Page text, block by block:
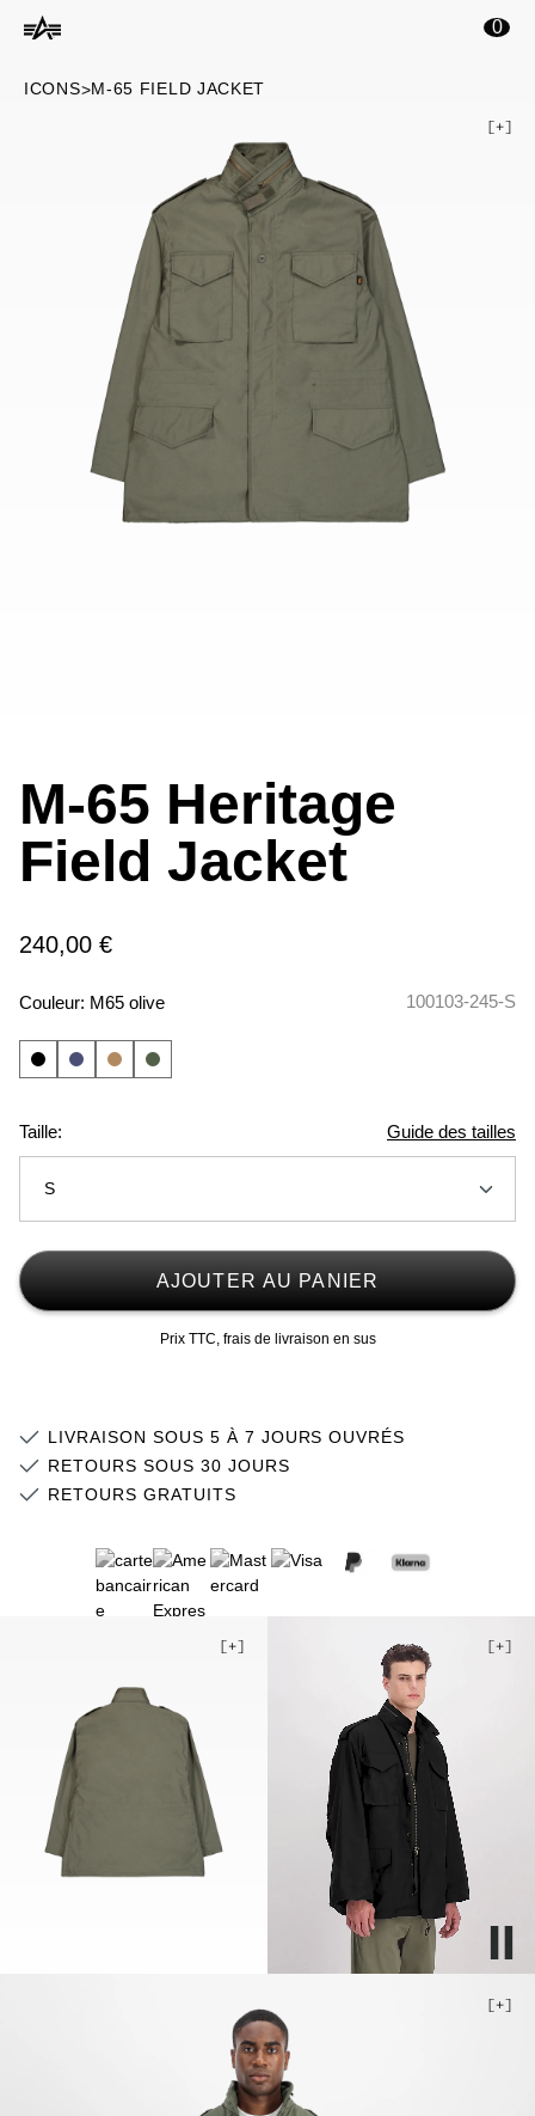
principal 0
ICONS>M-65 FIELD JACKET
M-65 Heritage
Field Jacket
240,00 €
Couleur: M65 olive 100103-245-S
Taille: Guide des tailles
S
XS
L
Stock faible
5XL Stock faible
AJOUTER AU PANIER
Prix TTC, frais de livraison en sus
LIVRAISON SOUS 5 À 7 JOURS OUVRÉS
RETOURS SOUS 30 JOURS
RETOURS GRATUITS